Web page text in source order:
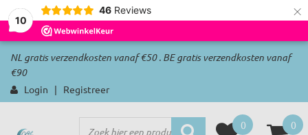
10
46 Reviews ×
NL gratis verzendkosten vanaf €50 . BE gratis verzendkosten vanaf
€90
Login | Registreer
0 0